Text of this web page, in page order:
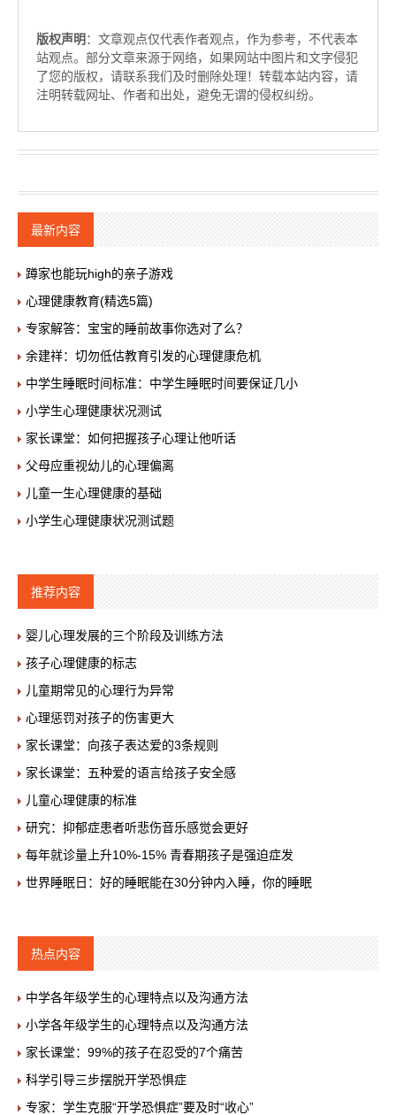
版权声明 ：文章观点仅代表作者观点，作为参考，不代表本
站观点。部分文章来源于网络，如果网站中图片和文字侵犯
了您的版权，请联系我们及时删除处理！转载本站内容，请
注明转载网址、作者和出处，避免无谓的侵权纠纷。
最新内容
蹲家也能玩high的亲子游戏
心理健康教育(精选5篇)
专家解答：宝宝的睡前故事你选对了么？
余建祥：切勿低估教育引发的心理健康危机
中学生睡眠时间标准：中学生睡眠时间要保证几小
小学生心理健康状况测试
家长课堂：如何把握孩子心理让他听话
父母应重视幼儿的心理偏离
儿童一生心理健康的基础
小学生心理健康状况测试题
推荐内容
婴儿心理发展的三个阶段及训练方法
孩子心理健康的标志
儿童期常见的心理行为异常
心理惩罚对孩子的伤害更大
家长课堂：向孩子表达爱的3条规则
家长课堂：五种爱的语言给孩子安全感
儿童心理健康的标准
研究：抑郁症患者听悲伤音乐感觉会更好
每年就诊量上升10%-15% 青春期孩子是强迫症发
世界睡眠日：好的睡眠能在30分钟内入睡，你的睡眠
热点内容
中学各年级学生的心理特点以及沟通方法
小学各年级学生的心理特点以及沟通方法
家长课堂：99%的孩子在忍受的7个痛苦
科学引导三步摆脱开学恐惧症
专家：学生克服“开学恐惧症”要及时“收心”